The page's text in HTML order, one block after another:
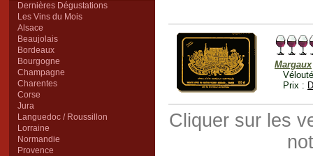
Dernières Dégustations
Les Vins du Mois
Alsace
Beaujolais
Bordeaux
Bourgogne
Champagne
Charentes
Corse
Jura
Languedoc / Roussillon
Lorraine
Normandie
Provence
Margaux
Prix :
Cliquer sur les